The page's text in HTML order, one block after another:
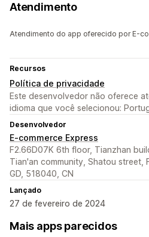
Atendimento
Atendimento do app oferecido por E-
Recursos
Política de privacidade
Este desenvolvedor não oferece
idioma que você selecionou:
Desenvolvedor
E-commerce Express
F2.66D07K 6th floor, Tianzhan
Tian'an community, Shatou street,
GD, 518040, CN
Lançado
27 de fevereiro de 2024
Mais apps parecidos